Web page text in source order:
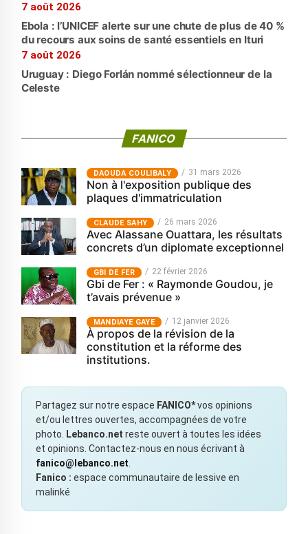
7 août 2026
Ebola : l’UNICEF alerte sur une chute de plus de 40 %
du recours aux soins de santé essentiels en Ituri
7 août 2026
Uruguay : Diego Forlán nommé sélectionneur de la
Celeste
FANICO
‎DAOUDA COULIBALY 31 mars 2026
Non à l'exposition publique des
plaques d'immatriculation
CLAUDE SAHY 26 mars 2026
Avec Alassane Ouattara, les résultats
concrets d’un diplomate exceptionnel
GBI DE FER 22 février 2026
Gbi de Fer : « Raymonde Goudou, je
t’avais prévenue »
MANDIAYE GAYE 12 janvier 2026
À propos de la révision de la
constitution et la réforme des
institutions.
Partagez sur notre espace FANICO*vos opinions
et/ou lettres ouvertes, accompagnées de votre
photo. Lebanco.net reste ouvert à toutes les idées
et opinions. Contactez-nous en nous écrivant à
fanico@lebanco.net.
Fanico : espace communautaire de lessive en
malinké